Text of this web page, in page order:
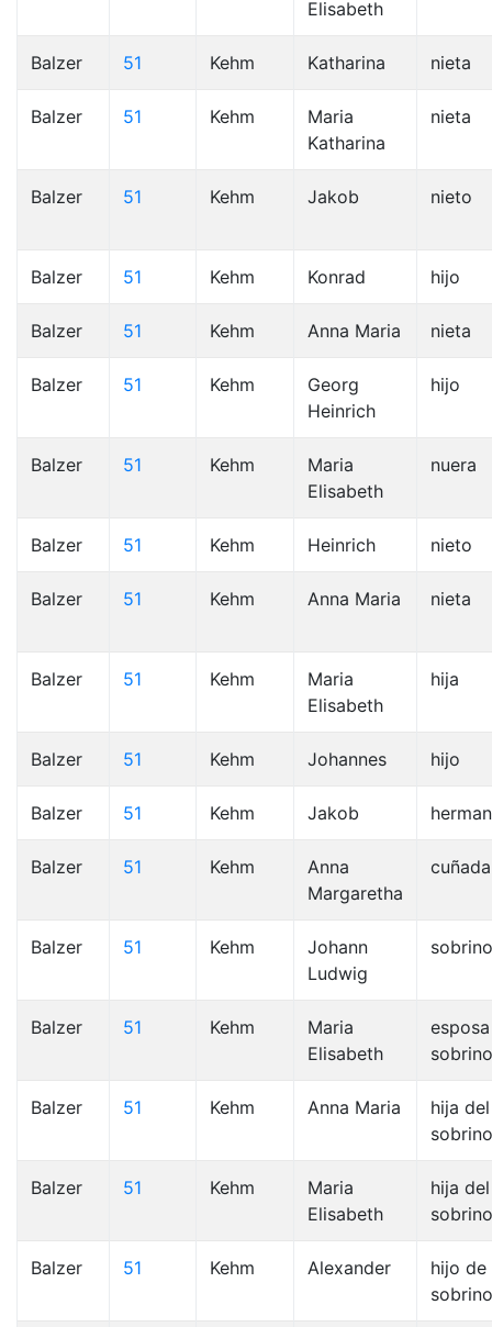
Elisabeth
Balzer 51 Kehm Katharina nieta
Balzer 51 Kehm
Maria
Katharina
nieta
Balzer 51 Kehm Jakob nieto
Balzer 51 Kehm Konrad hijo
Balzer 51 Kehm Anna Maria nieta
Balzer 51 Kehm
Georg
Heinrich
hijo
Balzer 51 Kehm
Maria
Elisabeth
nuera
Balzer 51 Kehm Heinrich nieto
Balzer 51 Kehm Anna Maria nieta
Balzer 51 Kehm
Maria
Elisabeth
hija
Balzer 51 Kehm Johannes hijo
Balzer 51 Kehm Jakob
Balzer 51 Kehm
Anna
Margaretha
cuñada
Balzer 51 Kehm
Johann
Ludwig
sobrino
Balzer 51 Kehm
Maria
Elisabeth
sobrino
Balzer 51 Kehm Anna Maria
hija del
Balzer 51 Kehm
Maria
Elisabeth
hija del
Balzer 51 Kehm Alexander
hijo de